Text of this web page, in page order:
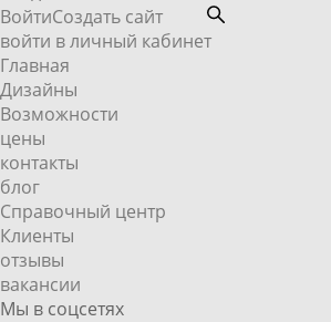
ВойтиСоздать сайт
войти в личный кабинет
Главная
Дизайны
Возможности
цены
контакты
блог
Справочный центр
Клиенты
отзывы
вакансии
Мы в соцсетях